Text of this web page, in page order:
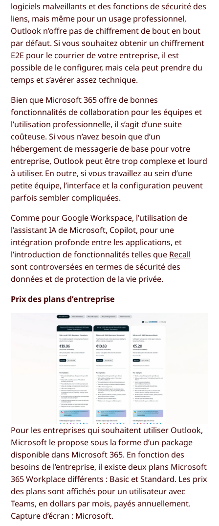
logiciels malveillants et des fonctions de sécurité des
liens, mais même pour un usage professionnel,
Outlook n’offre pas de chiffrement de bout en bout
par défaut. Si vous souhaitez obtenir un chiffrement
E2E pour le courrier de votre entreprise, il est
possible de le configurer, mais cela peut prendre du
temps et s’avérer assez technique.
Bien que Microsoft 365 offre de bonnes
fonctionnalités de collaboration pour les équipes et
l’utilisation professionnelle, il s’agit d’une suite
coûteuse. Si vous n’avez besoin que d’un
hébergement de messagerie de base pour votre
entreprise, Outlook peut être trop complexe et lourd
à utiliser. En outre, si vous travaillez au sein d’une
petite équipe, l’interface et la configuration peuvent
parfois sembler compliquées.
Comme pour Google Workspace, l’utilisation de
l’assistant IA de Microsoft, Copilot, pour une
intégration profonde entre les applications, et
l’introduction de fonctionnalités telles que Recall
sont controversées en termes de sécurité des
données et de protection de la vie privée.
Prix des plans d’entreprise
Pour les entreprises qui souhaitent utiliser Outlook,
Microsoft le propose sous la forme d’un package
disponible dans Microsoft 365. En fonction des
besoins de l’entreprise, il existe deux plans Microsoft
365 Workplace différents : Basic et Standard. Les prix
des plans sont affichés pour un utilisateur avec
Teams, en dollars par mois, payés annuellement.
Capture d’écran : Microsoft.